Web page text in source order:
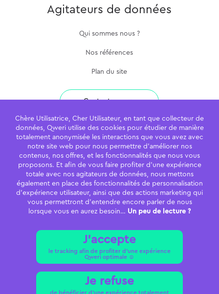
Agitateurs de données
Qui sommes nous ?
Nos références
Plan du site
Contactez-nous
Qweri
22 rue Robert
69006 Lyon
04 28 29 52 36
Politique de confidentialité -Mentions légales -
Paramétrer mes cookies -Copyright © 2025 -
Qweri
Chère Utilisatrice, Cher Utilisateur, en tant que collecteur de
données, Qweri utilise des cookies pour étudier de manière
totalement anonymisée les interactions que vous avez avec
notre site web pour nous permettre d’améliorer nos
contenus, nos offres, et les fonctionnalités que nous vous
proposons. Et afin de vous faire profiter d’une expérience
totale avec nos agitateurs de données, nous mettons
également en place des fonctionnalités de personnalisation
d’expérience utilisateur, ainsi que des actions marketing qui
vous permettront d’entendre encore parler de nous
lorsque vous en aurez besoin… Un peu de lecture ?
J'accepte
le tracking afin de profiter d’une expérience
Qweri optimale ☺️
Je refuse
de bénéficier d'une expérience totalement